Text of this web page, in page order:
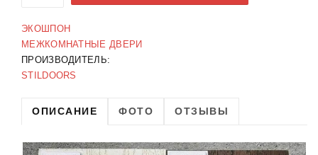
ЭКОШПОН
МЕЖКОМНАТНЫЕ ДВЕРИ
ПРОИЗВОДИТЕЛЬ:
STILDOORS
ОПИСАНИЕ ФОТО ОТЗЫВЫ